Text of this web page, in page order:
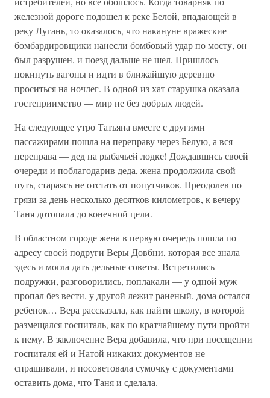
железной дороге подошел к реке Белой, впадающей в
реку Лугань, то оказалось, что накануне вражеские
бомбардировщики нанесли бомбовый удар по мосту, он
был разрушен, и поезд дальше не шел. Пришлось
покинуть вагоны и идти в ближайшую деревню
проситься на ночлег. В одной из хат старушка оказала
гостеприимство — мир не без добрых людей.
На следующее утро Татьяна вместе с другими
пассажирами пошла на переправу через Белую, а вся
переправа — дед на рыбачьей лодке! Дождавшись своей
очереди и поблагодарив деда, жена продолжила свой
путь, стараясь не отстать от попутчиков. Преодолев по
грязи за день несколько десятков километров, к вечеру
Таня дотопала до конечной цели.
В областном городе жена в первую очередь пошла по
адресу своей подруги Веры Довбни, которая все знала
здесь и могла дать дельные советы. Встретились
подружки, разговорились, поплакали — у одной муж
пропал без вести, у другой лежит раненый, дома остался
ребенок… Вера рассказала, как найти школу, в которой
размещался госпиталь, как по кратчайшему пути пройти
к нему. В заключение Вера добавила, что при посещении
госпиталя ей и Натой никаких документов не
спрашивали, и посоветовала сумочку с документами
оставить дома, что Таня и сделала.